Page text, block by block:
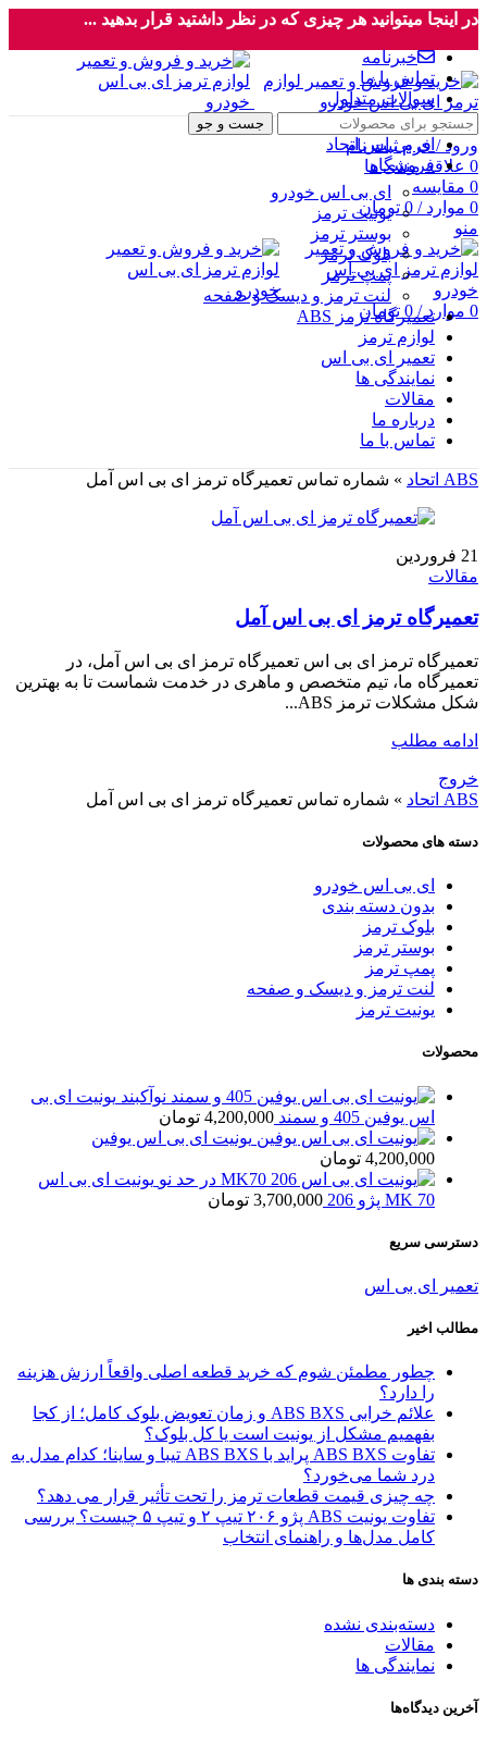
در اینجا میتوانید هر چیزی که در نظر داشتید قرار بدهید ...
خبرنامه
تماس با ما
سوالات متداول
جست و جو
ورود / فرم ثبت نام
0 علاقه مندی ها
0 مقایسه
0 موارد /
0 تومان
منو
0 موارد /
0 تومان
ای بی اس اتحاد
فروشگاه
ای بی اس خودرو
یونیت ترمز
بوستر ترمز
بلوک ترمز
پمپ ترمز
لنت ترمز و دیسک و صفحه
تعمیرگاه ترمز ABS
لوازم ترمز
تعمیر ای بی اس
نمایندگی ها
مقالات
درباره ما
تماس با ما
ABS اتحاد » شماره تماس تعمیرگاه ترمز ای بی اس آمل
21 فروردین
مقالات
تعمیرگاه ترمز ای بی اس آمل
تعمیرگاه ترمز ای بی اس تعمیرگاه ترمز ای بی اس آمل، در
تعمیرگاه ما، تیم متخصص و ماهری در خدمت شماست تا به بهترین
شکل مشکلات ترمز ABS...
ادامه مطلب
خروج
ABS اتحاد
» شماره تماس تعمیرگاه ترمز ای بی اس آمل
دسته های محصولات
ای بی اس خودرو
بدون دسته بندی
بلوک ترمز
بوستر ترمز
پمپ ترمز
لنت ترمز و دیسک و صفحه
یونیت ترمز
محصولات
یونیت ای بی
اس یوفین 405 و سمند
4,200,000 تومان
یونیت ای بی اس یوفین
4,200,000 تومان
یونیت ای بی اس
MK 70 پژو 206
3,700,000 تومان
دسترسی سریع
تعمیر ای بی اس
مطالب اخیر
چطور مطمئن شوم که خرید قطعه اصلی واقعاً ارزش هزینه
را دارد؟
علائم خرابی ABS BXS و زمان تعویض بلوک کامل؛ از کجا
بفهمیم مشکل از یونیت است یا کل بلوک؟
تفاوت ABS BXS پراید با ABS BXS تیبا و ساینا؛ کدام مدل به
درد شما می‌خورد؟
چه چیزی قیمت قطعات ترمز را تحت تأثیر قرار می دهد؟
تفاوت یونیت ABS پژو ۲۰۶ تیپ ۲ و تیپ ۵ چیست؟ بررسی
کامل مدل‌ها و راهنمای انتخاب
دسته بندی ها
دسته‌بندی نشده
مقالات
نمایندگی ها
آخرین دیدگاه‌ها